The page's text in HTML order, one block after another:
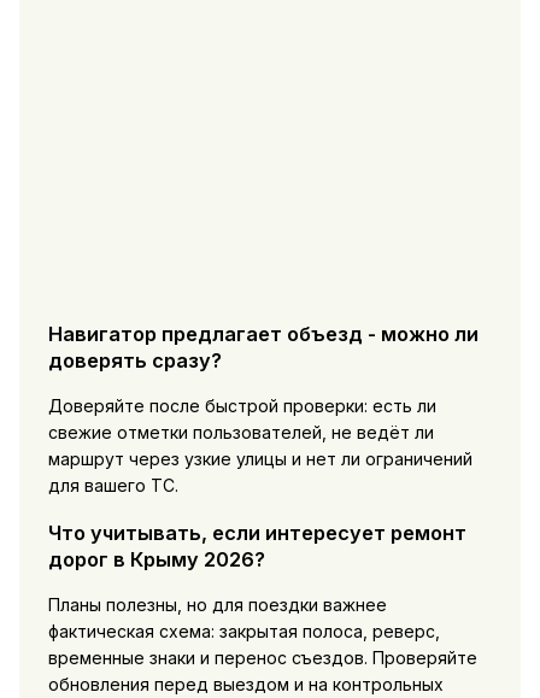
Навигатор предлагает объезд - можно ли
доверять сразу?
Доверяйте после быстрой проверки: есть ли
свежие отметки пользователей, не ведёт ли
маршрут через узкие улицы и нет ли ограничений
для вашего ТС.
Что учитывать, если интересует ремонт
дорог в Крыму 2026?
Планы полезны, но для поездки важнее
фактическая схема: закрытая полоса, реверс,
временные знаки и перенос съездов. Проверяйте
обновления перед выездом и на контрольных